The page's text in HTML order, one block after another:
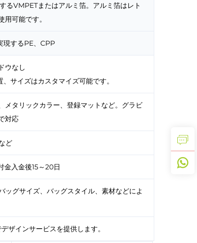
るVMPETまたはアルミ箔。アルミ箔はレト
可能です。
現するPE、CPP
ウなし
サイズはカスタマイズ可能です。
タリックカラー、登録マットなど。グラビ
対応
ど
金入金後15～20日
グサイズ、バッグスタイル、素材などによ
ザインサービスを提供します。